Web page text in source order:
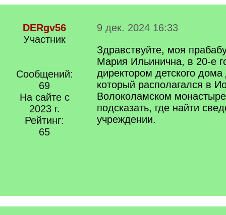
DERgv56
Участник
Сообщений:
69
На сайте с
2023 г.
Рейтинг:
65
9 дек. 2024 16:33
Здравствуйте, моя
Мария Ильинична, в 20-е
директором детского дома
который располагался в
Волоколамском
подсказать, где найти
учреждении.